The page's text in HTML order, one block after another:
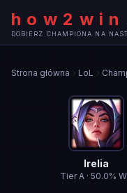
how2win
DOBIERZ CHAMPIONA NA
Strona główna LoL
Irelia
TierA · 50.0%